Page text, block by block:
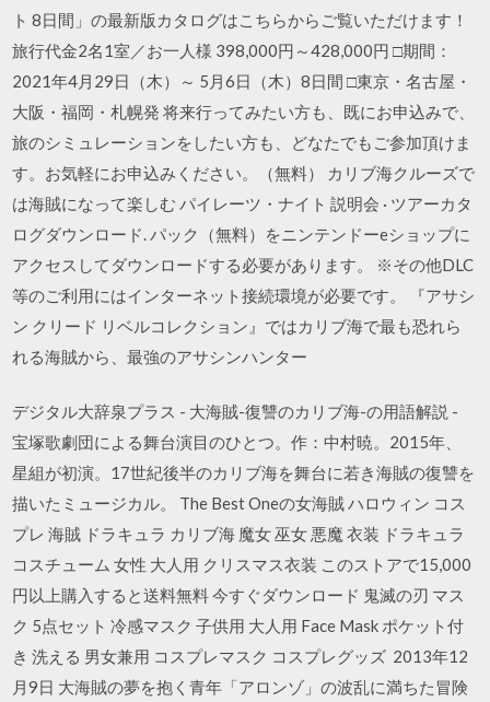
ト 8日間」の最新版カタログはこちらからご覧いただけます！
旅行代金2名1室／お一人様 398,000円～428,000円 □期間：
2021年4月29日（木）～ 5月6日（木）8日間 □東京・名古屋・
大阪・福岡・札幌発 将来行ってみたい方も、既にお申込みで、
旅のシミュレーションをしたい方も、どなたでもご参加頂けま
す。お気軽にお申込みください。（無料） カリブ海クルーズで
は海賊になって楽しむ パイレーツ・ナイト 説明会 · ツアーカタ
ログダウンロード. パック（無料）をニンテンドーeショップに
アクセスしてダウンロードする必要があります。 ※その他DLC
等のご利用にはインターネット接続環境が必要です。 『アサシ
ン クリード リベルコレクション』ではカリブ海で最も恐れら
れる海賊から、最強のアサシンハンター
デジタル大辞泉プラス - 大海賊-復讐のカリブ海-の用語解説 -
宝塚歌劇団による舞台演目のひとつ。作：中村暁。2015年、
星組が初演。17世紀後半のカリブ海を舞台に若き海賊の復讐を
描いたミュージカル。 The Best Oneの女海賊 ハロウィン コス
プレ 海賊 ドラキュラ カリブ海 魔女 巫女 悪魔 衣装 ドラキュラ
コスチューム 女性 大人用 クリスマス衣装 このストアで15,000
円以上購入すると送料無料 今すぐダウンロード 鬼滅の刃 マス
ク 5点セット 冷感マスク 子供用 大人用 Face Mask ポケット付
き 洗える 男女兼用 コスプレマスク コスプレグッズ 2013年12
月9日 大海賊の夢を抱く青年「アロンゾ」の波乱に満ちた冒険